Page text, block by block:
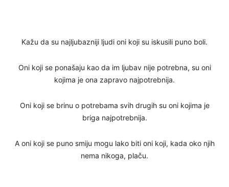
Kažu da su najljubazniji ljudi oni koji su iskusili puno boli.
Oni koji se ponašaju kao da im ljubav nije potrebna, su oni
kojima je ona zapravo najpotrebnija.
Oni koji se brinu o potrebama svih drugih su oni kojima je
briga najpotrebnija.
A oni koji se puno smiju mogu lako biti oni koji, kada oko njih
nema nikoga, plaču.